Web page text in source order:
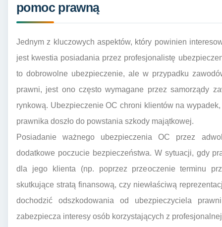
pomoc prawną
Jednym z kluczowych aspektów, który powinien
jest kwestia posiadania przez profesjonalistę
to dobrowolne ubezpieczenie, ale w przypadku
prawni, jest ono często wymagane przez samorządy
rynkową. Ubezpieczenie OC chroni klientów na
prawnika doszło do powstania szkody majątkowej.
Posiadanie ważnego ubezpieczenia OC przez
dodatkowe poczucie bezpieczeństwa. W sytuacji, gdy
dla jego klienta (np. poprzez przeoczenie terminu
skutkujące stratą finansową, czy niewłaściwą
dochodzić odszkodowania od ubezpieczyciela
zabezpiecza interesy osób korzystających z